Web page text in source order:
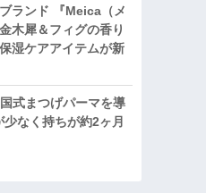
ランド 『Meica（メ
木犀＆フィグの香り
湿ケアアイテムが新
式まつげパーマを導
なく持ちが約2ヶ月